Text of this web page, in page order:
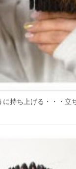
持ち上げる・・・立